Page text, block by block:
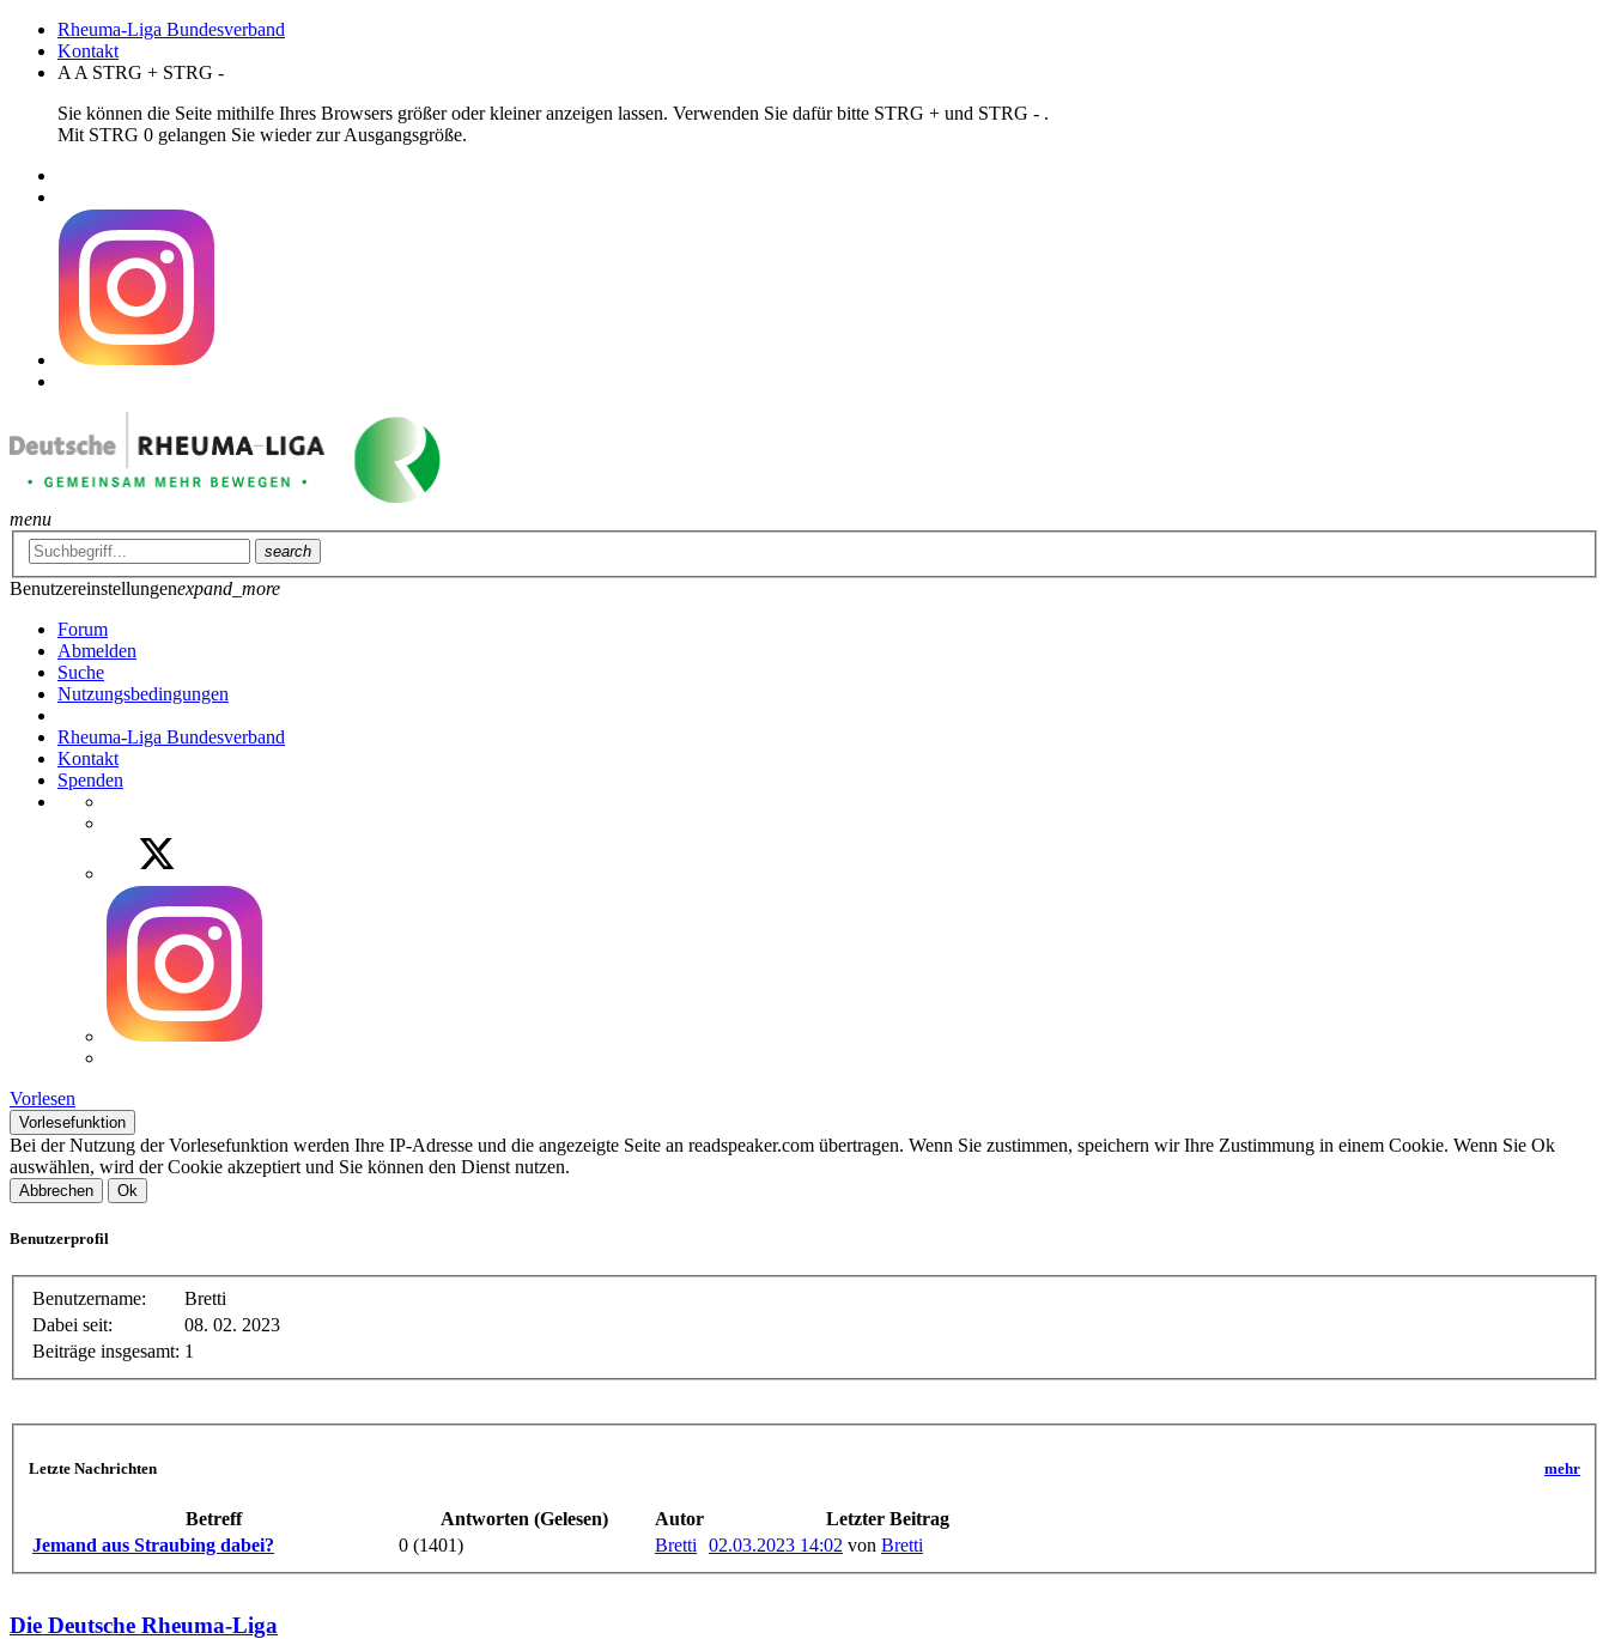
Rheuma-Liga Bundesverband
Kontakt
A A STRG + STRG -
Sie können die Seite mithilfe Ihres Browsers größer oder kleiner anzeigen lassen. Verwenden Sie dafür bitte STRG + und STRG - .
Mit STRG 0 gelangen Sie wieder zur Ausgangsgröße.
menu
search
Benutzereinstellungenexpand_more
Forum
Abmelden
Suche
Nutzungsbedingungen
Rheuma-Liga Bundesverband
Kontakt
Spenden
Vorlesen
Vorlesefunktion
Bei der Nutzung der Vorlesefunktion werden Ihre IP-Adresse und die angezeigte Seite an readspeaker.com übertragen. Wenn Sie zustimmen, speichern wir Ihre Zustimmung in einem Cookie. Wenn Sie Ok
auswählen, wird der Cookie akzeptiert und Sie können den Dienst nutzen.
Abbrechen Ok
Benutzerprofil
Benutzername:
Bretti
Dabei seit:
08. 02. 2023
Beiträge insgesamt: 1
Letzte Nachrichten mehr
Betreff Antworten (Gelesen) Autor
Letzter Beitrag
Jemand aus Straubing dabei?
0 (1401) Bretti 02.03.2023 14:02 von Bretti
Die Deutsche Rheuma-Liga